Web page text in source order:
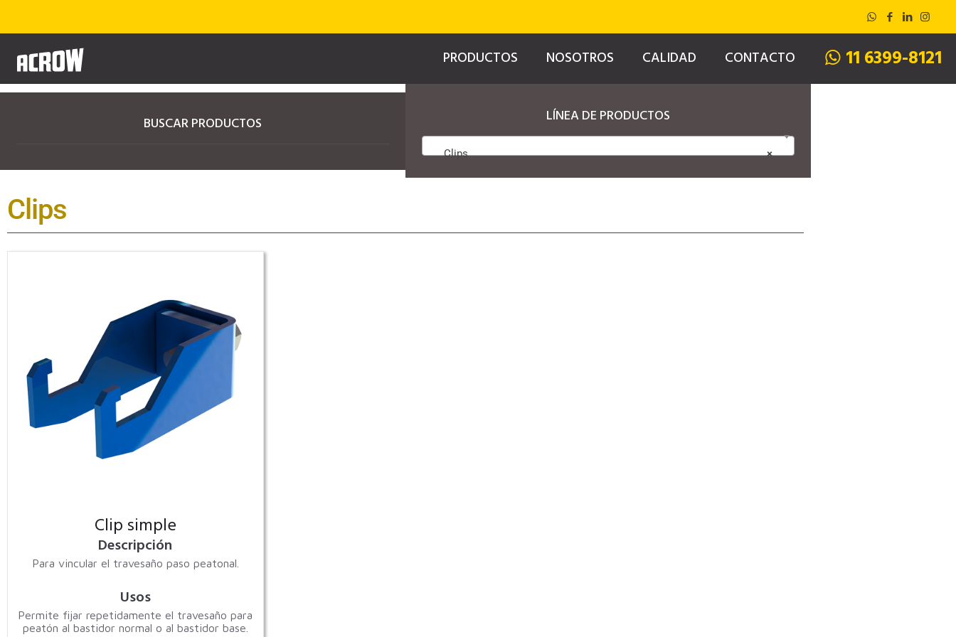
PRODUCTOS NOSOTROS CALIDAD CONTACTO 11 6399-8121
BUSCAR PRODUCTOS LÍNEA DE PRODUCTOS
×
Clips
Clips
Clip simple
Descripción
Para vincular el travesaño paso peatonal.
Usos
Permite fijar repetidamente el travesaño para
peatón al bastidor normal o al bastidor base.